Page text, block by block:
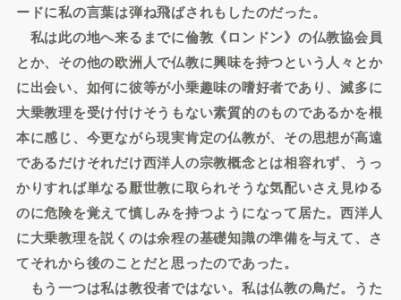
ードに私の言葉は弾ね飛ばされもしたのだった。
私は此の地へ来るまでに倫敦《ロンドン》の仏教協会員
とか、その他の欧洲人で仏教に興味を持つという人々とか
に出会い、如何に彼等が小乗趣味の嗜好者であり、滅多に
大乗教理を受け付けそうもない素質的のものであるかを根
本に感じ、今更ながら現実肯定の仏教が、その思想が高遠
であるだけそれだけ西洋人の宗教概念とは相容れず、うっ
かりすれば単なる厭世教に取られそうな気配いさえ見ゆる
のに危険を覚えて慎しみを持つようになって居た。西洋人
に大乗教理を説くのは余程の基礎知識の準備を与えて、さ
てそれから後のことだと思ったのであった。
もう一つは私は教役者ではない。私は仏教の鳥だ。うた